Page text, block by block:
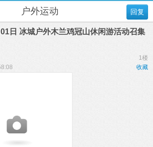
回复
户外运动
日 冰城户外木兰鸡冠山休闲游活动召集
1楼
收藏